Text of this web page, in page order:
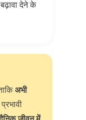
बढ़ावा देने के
अभी